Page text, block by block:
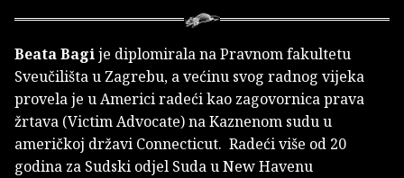
Beata Bagije diplomirala na Pravnom fakultetu
Sveučilišta u Zagrebu, a većinu svog radnog vijeka
provela je u Americi radeći kao zagovornica prava
žrtava (Victim Advocate) na Kaznenom sudu u
američkoj državi Connecticut. Radeći više od 20
godina za Sudski odjel Suda u New Havenu